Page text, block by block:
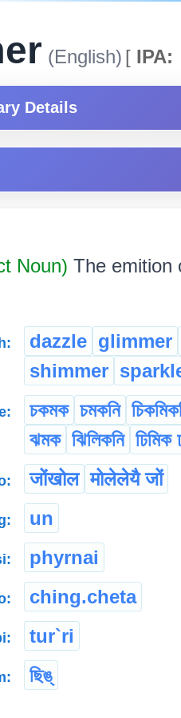
(English) [ IPA:
Details
Noun) The emition
dazzle glimmer
shimmer
চকমক চমকনি
ঝমক ঝিলিকনি ঢিমিক
जोंखोल मोलेलेयै जों
un
phyrnai
ching.cheta
tur`ri
ছিঙ্